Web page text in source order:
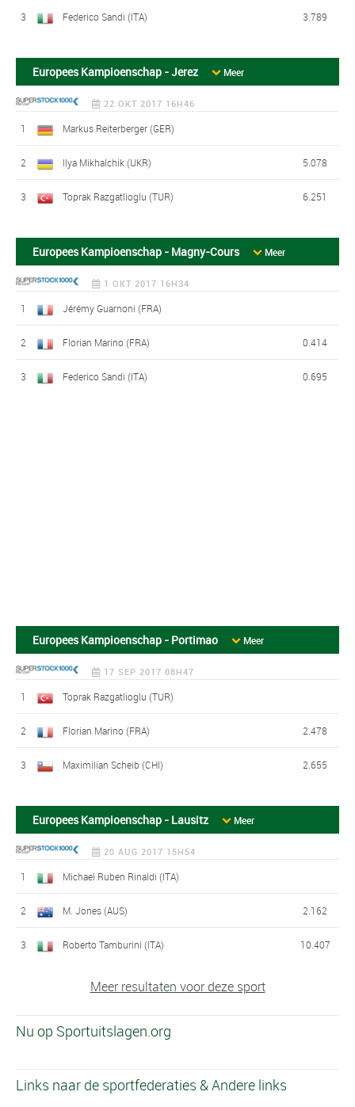
3 Federico Sandi (ITA) 3.789
Europees Kampioenschap - Jerez Meer
22 OKT 2017 16H46
1 Markus Reiterberger (GER)
2 Ilya Mikhalchik (UKR) 5.078
3 Toprak Razgatlioglu (TUR) 6.251
Europees Kampioenschap - Magny-Cours Meer
1 OKT 2017 16H34
1 Jérémy Guarnoni (FRA)
2 Florian Marino (FRA) 0.414
3 Federico Sandi (ITA) 0.695
Europees Kampioenschap - Portimao Meer
17 SEP 2017 08H47
1 Toprak Razgatlioglu (TUR)
2 Florian Marino (FRA) 2.478
3 Maximilian Scheib (CHI) 2.655
Europees Kampioenschap - Lausitz Meer
20 AUG 2017 15H54
1 Michael Ruben Rinaldi (ITA)
2 M. Jones (AUS) 2.162
3 Roberto Tamburini (ITA) 10.407
Meer resultaten voor deze sport
Nu op Sportuitslagen.org
Links naar de sportfederaties & Andere links